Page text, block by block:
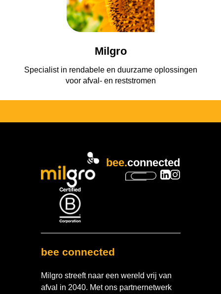
Milgro
Specialist in rendabele en duurzame oplossingen
voor afval- en reststromen
bee.connected
bee connected
Milgro streeft naar een wereld vrij van
afval in 2040. Met ons partnernetwerk